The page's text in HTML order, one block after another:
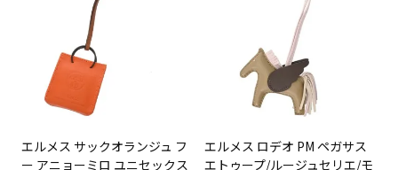
エルメス サックオランジュ フ
ー アニョーミロ ユニセックス
エルメス ロデオ PM ペガサス
エトゥープ/ルージュセリエ/モ